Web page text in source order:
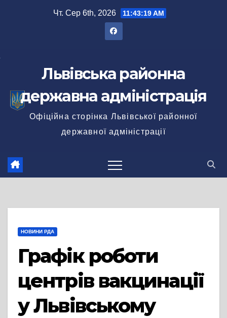
Чт. Сер 6th, 2026 11:43:19 AM
Львівська районна
державна адміністрація
Офіційна сторінка Львівської районної
державної адміністрації
НОВИНИ РДА
Графік роботи
центрів вакцинації
у Львівському